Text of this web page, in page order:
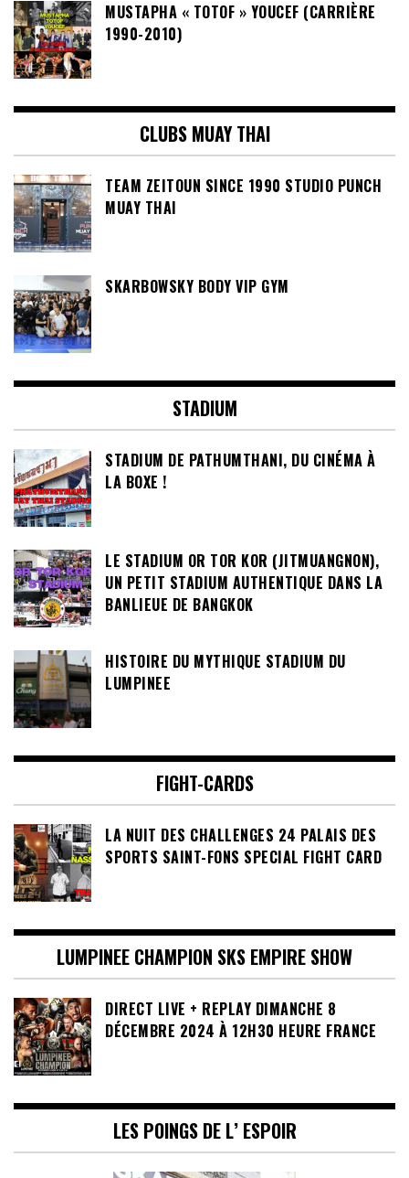
MUSTAPHA « TOTOF » YOUCEF (CARRIÈRE
1990-2010)
CLUBS MUAY THAI
TEAM ZEITOUN SINCE 1990 STUDIO PUNCH
MUAY THAI
SKARBOWSKY BODY VIP GYM
STADIUM
STADIUM DE PATHUMTHANI, DU CINÉMA À
LA BOXE !
LE STADIUM OR TOR KOR (JITMUANGNON),
UN PETIT STADIUM AUTHENTIQUE DANS LA
BANLIEUE DE BANGKOK
HISTOIRE DU MYTHIQUE STADIUM DU
LUMPINEE
FIGHT-CARDS
LA NUIT DES CHALLENGES 24 PALAIS DES
SPORTS SAINT-FONS SPECIAL FIGHT CARD
LUMPINEE CHAMPION SKS EMPIRE SHOW
DIRECT LIVE + REPLAY DIMANCHE 8
DÉCEMBRE 2024 À 12H30 HEURE FRANCE
LES POINGS DE L’ ESPOIR